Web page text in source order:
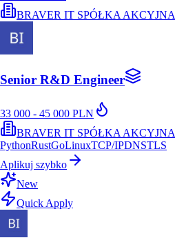
BRAVER IT SPÓŁKA AKCYJNA
Senior R&D Engineer
33 000 - 45 000 PLN
BRAVER IT SPÓŁKA AKCYJNA
PythonRustGoLinuxTCP/IPDNSTLS
Aplikuj szybko
New
Quick Apply